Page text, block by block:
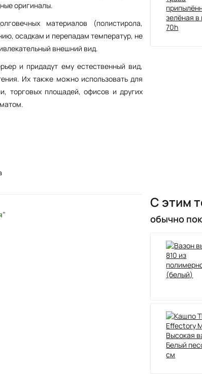
оригиналы.
материалов (полистирола,
осадкам и перепадам температур, не
внешний вид.
и придадут ему естественный вид,
Их также можно использовать для
торговых площадей, офисов и других
С этим
обычно